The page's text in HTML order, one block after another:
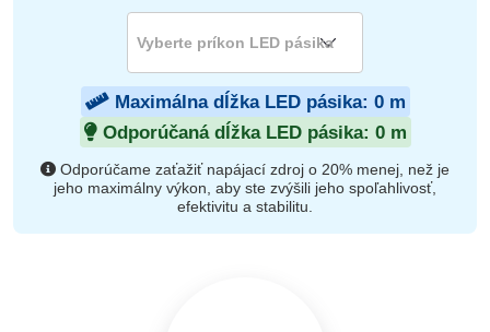
Maximálna dĺžka LED pásika: 0m
Odporúčaná dĺžka LED pásika: 0m
Odporúčame zaťažiť napájací zdroj o 20% menej, než je
jeho maximálny výkon, aby ste zvýšili jeho spoľahlivosť,
efektivitu a stabilitu.